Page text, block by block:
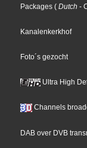
Packages ( Dutch -
Kanalenkerkhof
Foto´s gezocht
Ultra High
Channels
DAB over DVB